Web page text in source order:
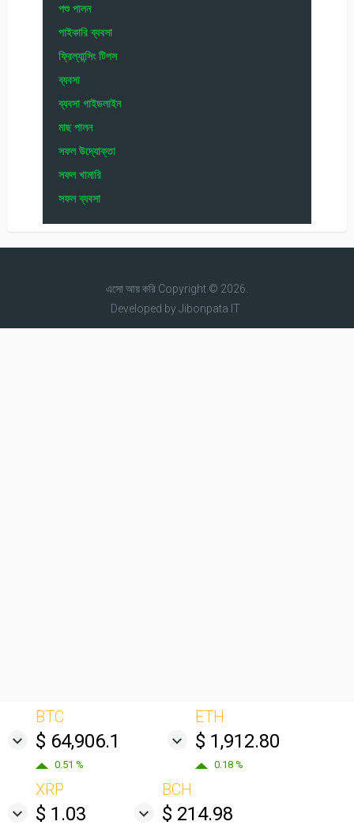
পশু পালন
পাইকারি ব্যবসা
ফ্রিল্যান্সিং টিপস
ব্যবসা
ব্যবসা গাইডলাইন
মাছ পালন
সফল উদ্যোক্তা
সফল খামারি
সফল ব্যবসা
এসো আয় করিCopyright © 2026.
Developed byJibonpata IT
BTC
$ 64,906.1
0.51 %
ETH
$ 1,912.80
0.18 %
XRP
$ 1.03
BCH
$ 214.98